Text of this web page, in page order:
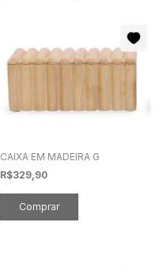
CAIXA EM MADEIRA G
R$329,90